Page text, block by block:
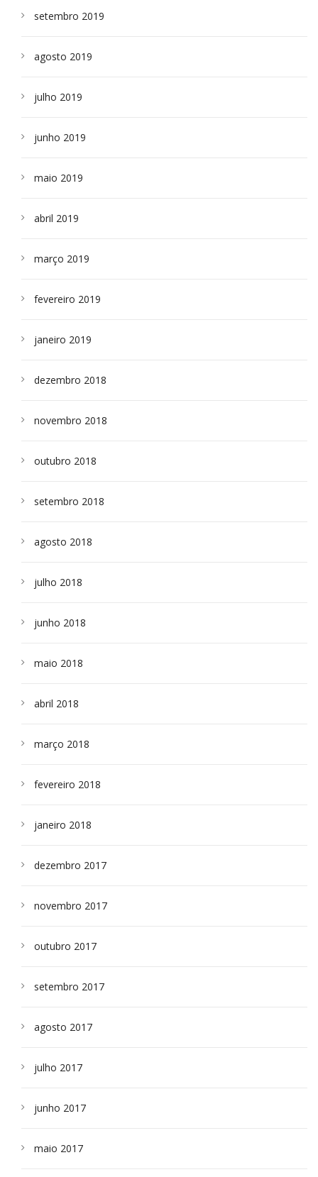
setembro 2019
agosto 2019
julho 2019
junho 2019
maio 2019
abril 2019
março 2019
fevereiro 2019
janeiro 2019
dezembro 2018
novembro 2018
outubro 2018
setembro 2018
agosto 2018
julho 2018
junho 2018
maio 2018
abril 2018
março 2018
fevereiro 2018
janeiro 2018
dezembro 2017
novembro 2017
outubro 2017
setembro 2017
agosto 2017
julho 2017
junho 2017
maio 2017